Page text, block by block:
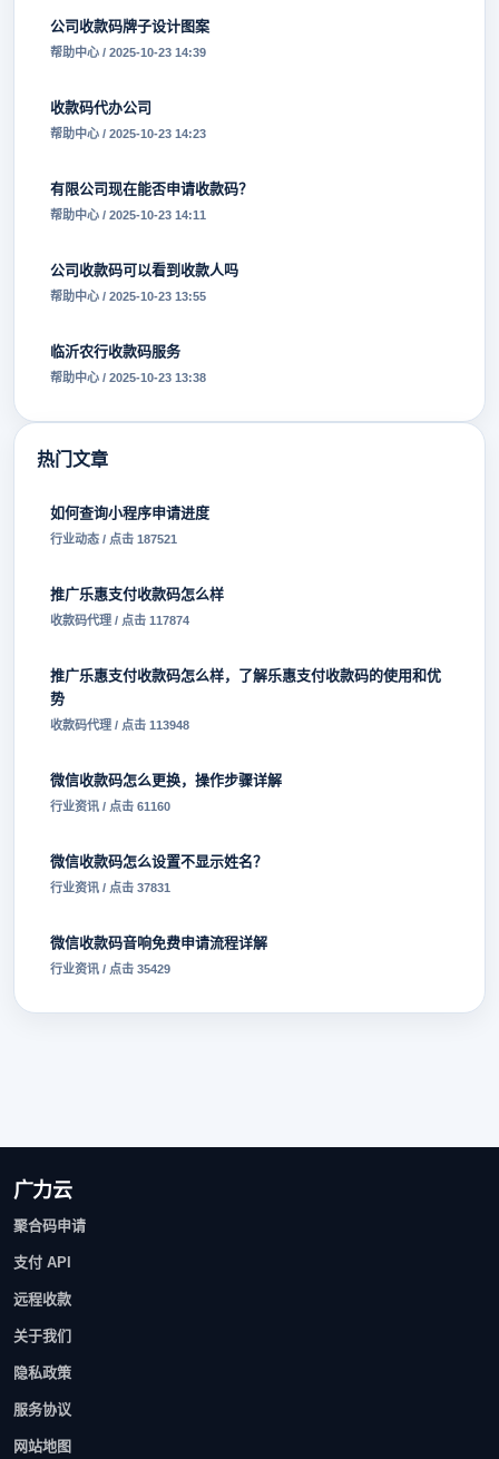
公司收款码牌子设计图案
帮助中心 / 2025-10-23 14:39
收款码代办公司
帮助中心 / 2025-10-23 14:23
有限公司现在能否申请收款码？
帮助中心 / 2025-10-23 14:11
公司收款码可以看到收款人吗
帮助中心 / 2025-10-23 13:55
临沂农行收款码服务
帮助中心 / 2025-10-23 13:38
热门文章
如何查询小程序申请进度
行业动态 / 点击 187521
推广乐惠支付收款码怎么样
收款码代理 / 点击 117874
推广乐惠支付收款码怎么样，了解乐惠支付收款码的使用和优
势
收款码代理 / 点击 113948
微信收款码怎么更换，操作步骤详解
行业资讯 / 点击 61160
微信收款码怎么设置不显示姓名？
行业资讯 / 点击 37831
微信收款码音响免费申请流程详解
行业资讯 / 点击 35429
广力云
聚合码申请
支付 API
远程收款
关于我们
隐私政策
服务协议
网站地图